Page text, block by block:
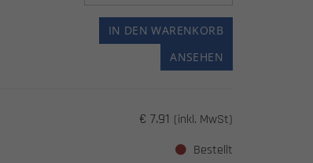
IN DEN WARENKORB
ANSEHEN
€ 7.91 (inkl. MwSt)
Bestellt